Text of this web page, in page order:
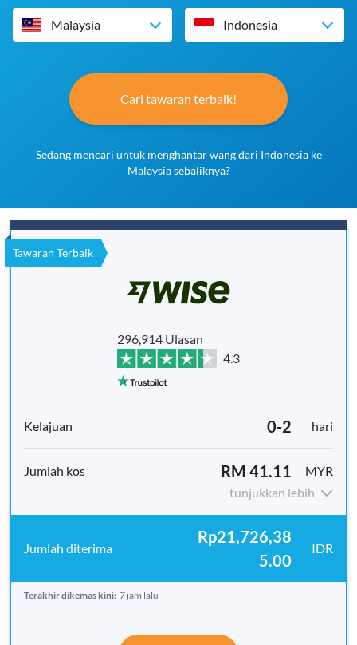
Malaysia Indonesia
Cari tawaran terbaik!
Sedang mencari untuk menghantar wang dari Indonesia ke
Malaysia sebaliknya?
Tawaran Terbaik
296,914 Ulasan
4.3
0-2 hari
RM 41.11
MYR
tunjukkan lebih
Rp21,726,38
5.00
IDR
Terakhir dikemas kini: 7 jam lalu